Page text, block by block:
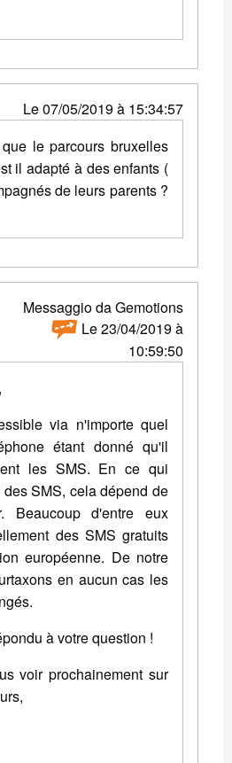
Le 07/05/2019 à 15:34:57
le parcours bruxelles
il adapté à des enfants (
de leurs parents ?
Messaggio da Gemotions
Le 23/04/2019 à
10:59:50
via n'importe quel
étant donné qu'il
les SMS. En ce qui
SMS, cela dépend de
Beaucoup d'entre eux
des SMS gratuits
européenne. De notre
en aucun cas les
à votre question !
voir prochainement sur